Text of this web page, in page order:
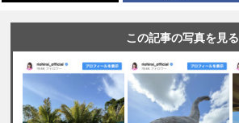
この記事の写真を見る